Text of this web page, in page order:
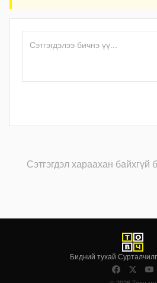
Сэтгэгдэл хараахан байхгүй
Бидний тухай·